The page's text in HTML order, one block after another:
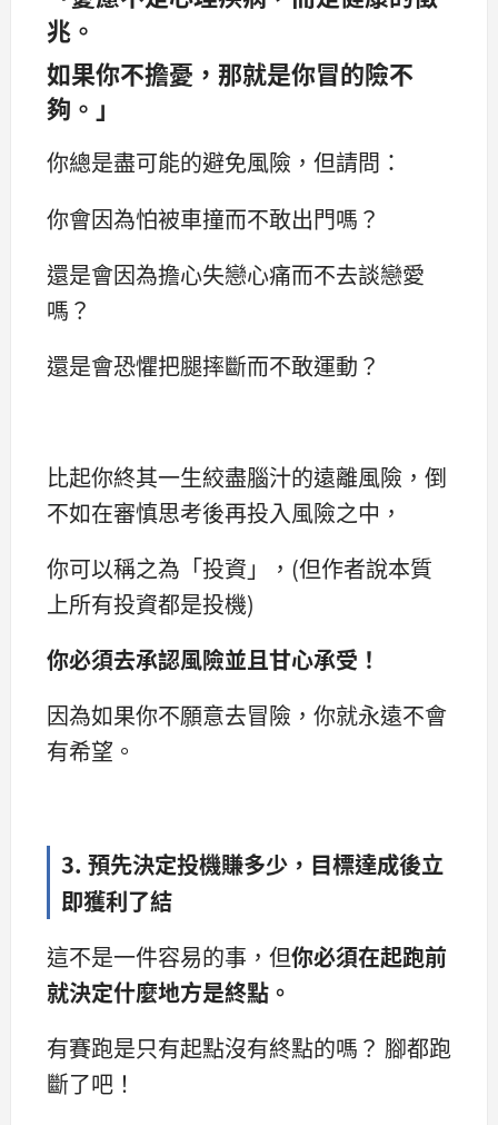
兆。
如果你不擔憂，那就是你冒的險不
夠。」
你總是盡可能的避免風險，但請問：
你會因為怕被車撞而不敢出門嗎？
還是會因為擔心失戀心痛而不去談戀愛
嗎？
還是會恐懼把腿摔斷而不敢運動？
比起你終其一生絞盡腦汁的遠離風險，倒
不如在審慎思考後再投入風險之中，
你可以稱之為「投資」，(但作者說本質
上所有投資都是投機)
你必須去承認風險並且甘心承受！
因為如果你不願意去冒險，你就永遠不會
有希望。
3. 預先決定投機賺多少，目標達成後立
即獲利了結
這不是一件容易的事，但你必須在起跑前
就決定什麼地方是終點。
有賽跑是只有起點沒有終點的嗎？ 腳都跑
斷了吧！